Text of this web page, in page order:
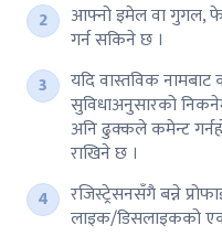
आफ्नो इमेल वा गुगल,
गर्न सकिने छ ।
यदि वास्तविक नामबाट
सुविधाअनुसारको
अनि ढुक्कले कमेन्ट
राखिने छ ।
रजिस्ट्रेसनसँगै बन्ने
लाइक/डिसलाइकको